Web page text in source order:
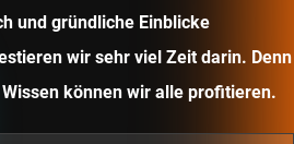
und gründliche Einblicke
wir sehr viel Zeit darin. Denn
können wir alle profitieren.